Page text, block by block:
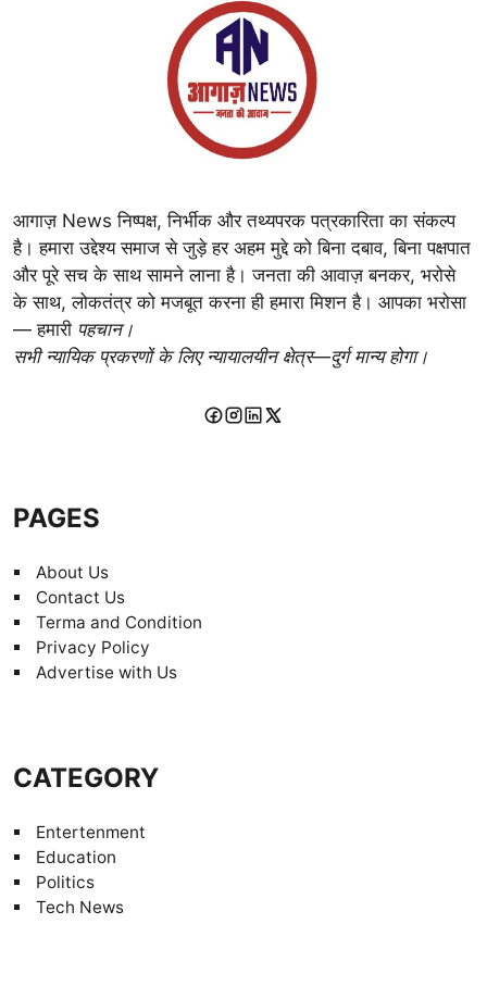
आगाज़ News निष्पक्ष, निर्भीक और तथ्यपरक पत्रकारिता का संकल्प
है। हमारा उद्देश्य समाज से जुड़े हर अहम मुद्दे को बिना दबाव, बिना पक्षपात
और पूरे सच के साथ सामने लाना है। जनता की आवाज़ बनकर, भरोसे
के साथ, लोकतंत्र को मजबूत करना ही हमारा मिशन है। आपका भरोसा
— हमारी पहचान।
सभी न्यायिक प्रकरणों के लिए न्यायालयीन क्षेत्र—दुर्ग मान्य होगा।
PAGES
About Us
Contact Us
Terma and Condition
Privacy Policy
Advertise with Us
CATEGORY
Entertenment
Education
Politics
Tech News